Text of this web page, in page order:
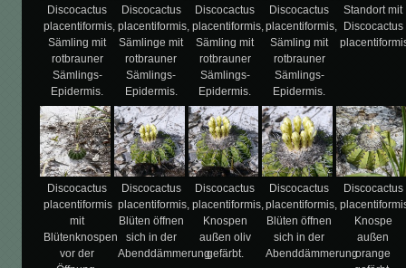
Discocactus
placentiformis,
Sämling mit
rotbrauner
Sämlings-
Epidermis.
Discocactus
placentiformis,
Sämlinge mit
rotbrauner
Sämlings-
Epidermis.
Discocactus
placentiformis,
Sämling mit
rotbrauner
Sämlings-
Epidermis.
Discocactus
placentiformis,
Sämling mit
rotbrauner
Sämlings-
Epidermis.
Standort mit
Discocactus
Discocactus
placentiformis
mit
Blütenknospen
vor der
Discocactus
placentiformis,
Blüten öffnen
sich in der
Abenddämmerung.
Discocactus
placentiformis,
Knospen
außen oliv
gefärbt.
Discocactus
placentiformis,
Blüten öffnen
sich in der
Abenddämmerung
Discocactus
Knospe
außen
orange